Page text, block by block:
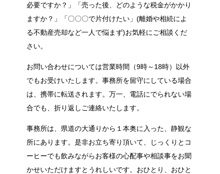
必要ですか？」「売った後、どのような税金がかかり
ますか？」「〇〇〇で片付けたい」(離婚や相続によ
る不動産売却など一人で悩まず)お気軽にご相談くだ
さい。
お問い合わせについては営業時間（9時～18時）以外
でもお受けいたします。事務所を留守にしている場合
は、携帯に転送されます。万一、電話にでられない場
合でも、折り返しご連絡いたします。
事務所は、県道の大通りから１本奥に入った、静観な
所にあります。是非お立ち寄り頂いて、じっくりとコ
ーヒーでも飲みながらお客様の心配事や相談事をお聞
かせいただけますとうれしいです。おひとり、おひと